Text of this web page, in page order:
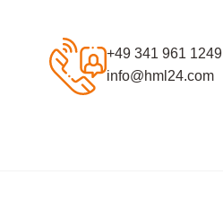
+49 341 961 1249
info@hml24.com